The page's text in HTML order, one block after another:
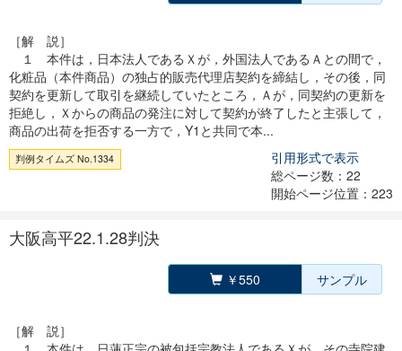
［解 説］
１ 本件は，日本法人であるＸが，外国法人であるＡとの間で，
化粧品（本件商品）の独占的販売代理店契約を締結し，その後，同
契約を更新して取引を継続していたところ，Ａが，同契約の更新を
拒絶し，Ｘからの商品の発注に対して契約が終了したと主張して，
商品の出荷を拒否する一方で，Y1と共同で本...
判例タイムズ No.1334
引用形式で表示
総ページ数：22
開始ページ位置：223
大阪高平22.1.28判決
￥550 サンプル
［解 説］